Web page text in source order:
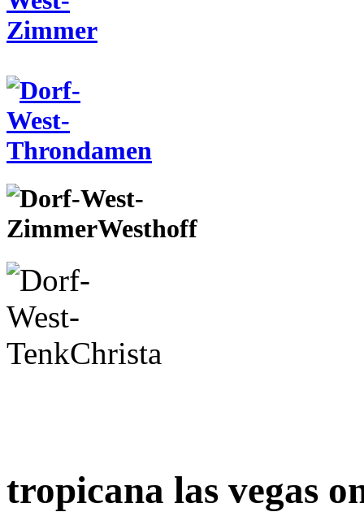
tropicana las vegas